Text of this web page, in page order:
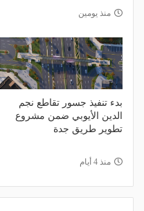
منذ يومين
بدء تنفيذ جسور تقاطع نجم
الدين الأيوبي ضمن مشروع
تطوير طريق جدة
منذ 4 أيام